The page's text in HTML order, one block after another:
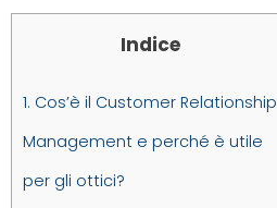
Indice
1. Cos’è il Customer Relationship
Management e perché è utile
per gli ottici?